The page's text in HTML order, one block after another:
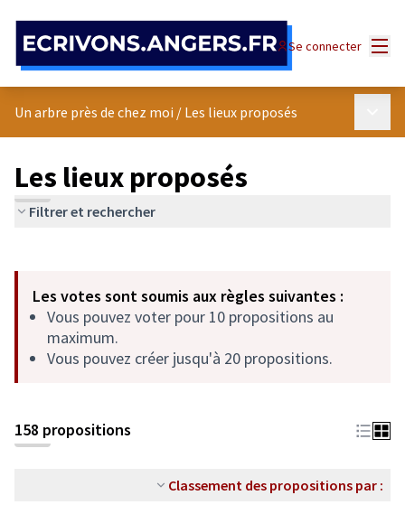
Se connecter
Un arbre près de chez moi / Les lieux proposés
Les lieux proposés
Filtrer et rechercher
−
Les votes sont soumis aux règles suivantes :
Vous pouvez voter pour 10 propositions au
maximum.
Vous pouvez créer jusqu'à 20 propositions.
158 propositions
Classement des propositions par :